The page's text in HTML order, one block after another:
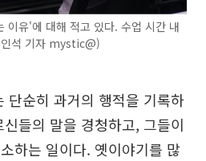
유'에 대해 적고 있다. 수업 시간 내
석 기자 mystic@)
단순히 과거의 행적을 기록하
들의 말을 경청하고, 그들이
하는 일이다. 옛이야기를 많